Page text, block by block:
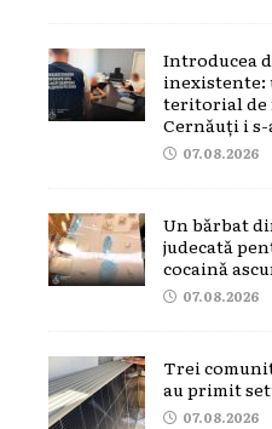
Introducea
inexistente:
teritorial de
Cernăuți i
07.08.2026
Un bărbat
judecată
cocaină
07.08.2026
Trei
au primit
07.08.2026